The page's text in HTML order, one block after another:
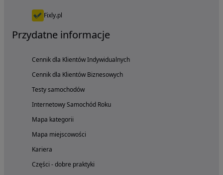
Fixly.pl
Przydatne informacje
Cennik dla Klientów Indywidualnych
Cennik dla Klientów Biznesowych
Testy samochodów
Internetowy Samochód Roku
Mapa kategorii
Mapa miejscowości
Kariera
Części - dobre praktyki